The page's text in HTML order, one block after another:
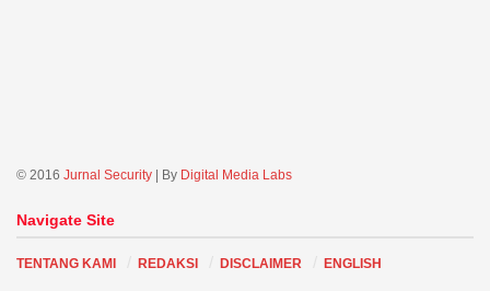
© 2016 Jurnal Security | By Digital Media Labs
Navigate Site
TENTANG KAMI REDAKSI DISCLAIMER ENGLISH